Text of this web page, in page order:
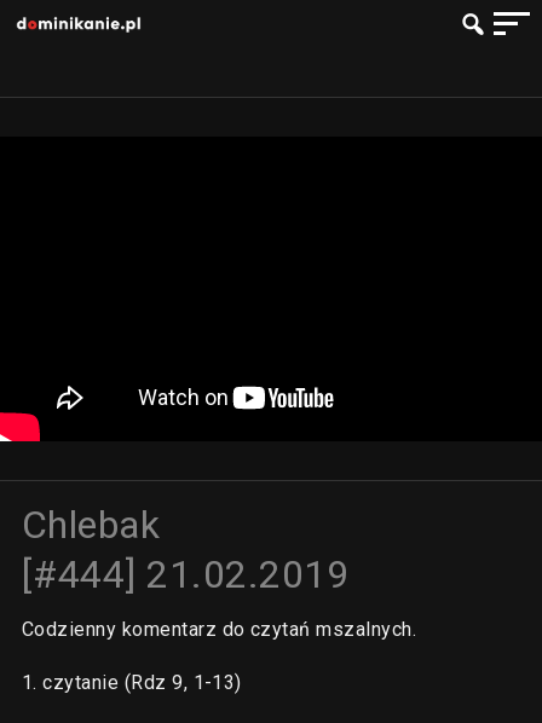
Chlebak
[#444] 21.02.2019
Codzienny komentarz do czytań mszalnych.
1. czytanie (Rdz 9, 1-13)